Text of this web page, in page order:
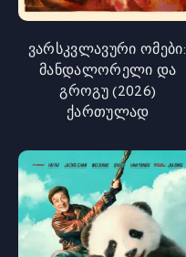
ვარსკვლავური ომები:
მანდალორელი და
გროგუ (2026)
ქართულად